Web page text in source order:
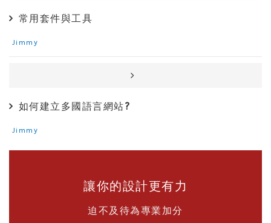
常用套件與工具
Jimmy
如何建立多國語言網站?
Jimmy
讓你的設計更有力
迫不及待為專業加分